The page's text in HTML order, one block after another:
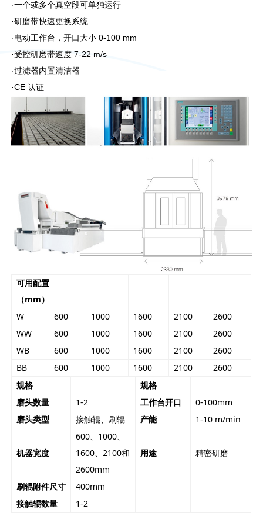
·一个或多个真空段可单独运行
·研磨带快速更换系统
·电动工作台，开口大小 0-100 mm
·受控研磨带速度 7-22 m/s
·过滤器内置清洁器
·CE 认证
可用配置
（mm）
W
600 1000 1600 2100
2600
WW
600 1000 1600 2100
2600
WB
600 1000 1600 2100
2600
BB
600 1000 1600 2100
2600
规格
规格
磨头数量
1-2 工作台开口
0-100mm
磨头类型
接触辊、刷辊 产能 1-10 m/min
机器宽度
600、1000、
1600、2100和
2600mm
用途 精密研磨
刷辊附件尺寸
400mm
接触辊数量
1-2